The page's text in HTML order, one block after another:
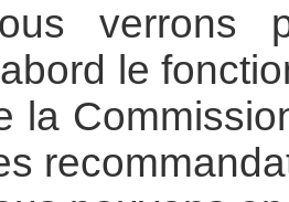
verrons
le
la